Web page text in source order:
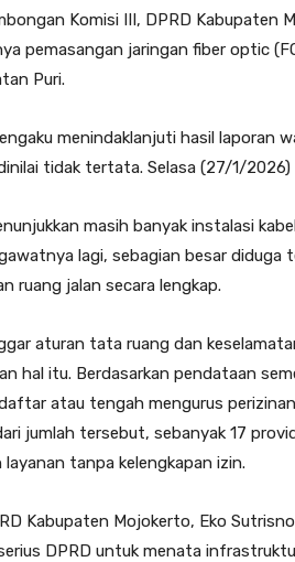
Komisi III, DPRD Kabupaten
pemasangan jaringan fiber optic
Puri.
menindaklanjuti hasil laporan
tidak tertata. Selasa (27/1/2026)
masih banyak instalasi
lagi, sebagian besar diduga
ruang jalan secara lengkap.
aturan tata ruang dan
hal itu. Berdasarkan pendataan
atau tengah mengurus
jumlah tersebut, sebanyak 17
tanpa kelengkapan izin.
Kabupaten Mojokerto, Eko
DPRD untuk menata